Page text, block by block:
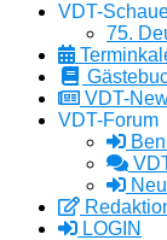
VDT-
75.
VDT-
VDT-Forum
LOGIN